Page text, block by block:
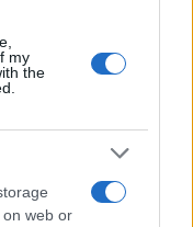
my
the
web or